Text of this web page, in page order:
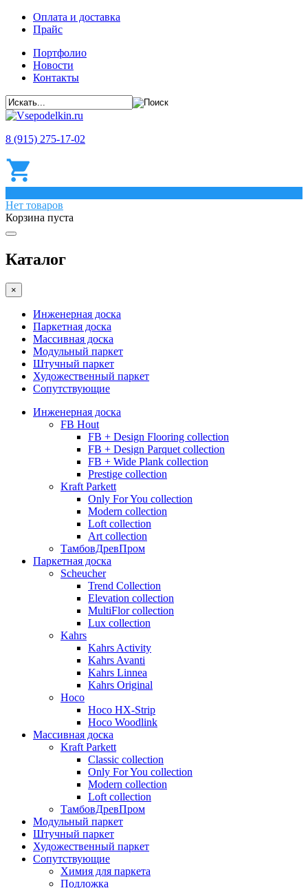
Оплата и доставка
Прайс
Портфолио
Новости
Контакты
8 (915) 275-17-02
Нет товаров
Корзина пуста
Каталог
×
Инженерная доска
Паркетная доска
Массивная доска
Модульный паркет
Штучный паркет
Художественный паркет
Сопутствующие
Инженерная доска
FB Hout
FB + Design Flooring collection
FB + Design Parquet collection
FB + Wide Plank collection
Prestige collection
Kraft Parkett
Only For You collection
Modern collection
Loft collection
Art collection
ТамбовДревПром
Паркетная доска
Scheucher
Trend Collection
Elevation collection
MultiFlor collection
Lux collection
Kahrs
Kahrs Activity
Kahrs Avanti
Kahrs Linnea
Kahrs Original
Hoco
Hoco HX-Strip
Hoco Woodlink
Массивная доска
Kraft Parkett
Classic collection
Only For You collection
Modern collection
Loft collection
ТамбовДревПром
Модульный паркет
Штучный паркет
Художественный паркет
Сопутствующие
Химия для паркета
Подложка